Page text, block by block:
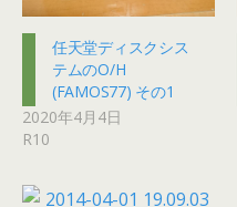
任天堂ディスクシス
テムのO/H
(FAMOS77) その1
2020年4月4日
R10